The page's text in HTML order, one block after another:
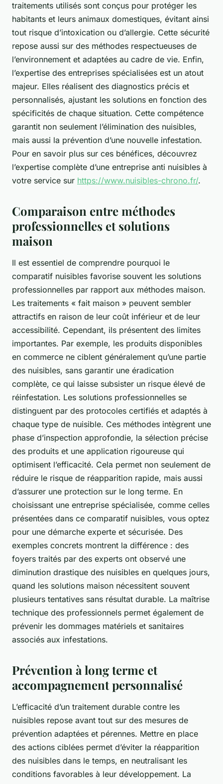
traitements utilisés sont conçus pour protéger les
habitants et leurs animaux domestiques, évitant ainsi
tout risque d’intoxication ou d’allergie. Cette sécurité
repose aussi sur des méthodes respectueuses de
l’environnement et adaptées au cadre de vie. Enfin,
l’expertise des entreprises spécialisées est un atout
majeur. Elles réalisent des diagnostics précis et
personnalisés, ajustant les solutions en fonction des
spécificités de chaque situation. Cette compétence
garantit non seulement l’élimination des nuisibles,
mais aussi la prévention d’une nouvelle infestation.
Pour en savoir plus sur ces bénéfices, découvrez
l’expertise complète d’une entreprise anti nuisibles à
votre service sur https://www.nuisibles-chrono.fr/.
Comparaison entre méthodes
professionnelles et solutions
maison
Il est essentiel de comprendre pourquoi le
comparatif nuisibles favorise souvent les solutions
professionnelles par rapport aux méthodes maison.
Les traitements « fait maison » peuvent sembler
attractifs en raison de leur coût inférieur et de leur
accessibilité. Cependant, ils présentent des limites
importantes. Par exemple, les produits disponibles
en commerce ne ciblent généralement qu’une partie
des nuisibles, sans garantir une éradication
complète, ce qui laisse subsister un risque élevé de
réinfestation. Les solutions professionnelles se
distinguent par des protocoles certifiés et adaptés à
chaque type de nuisible. Ces méthodes intègrent une
phase d’inspection approfondie, la sélection précise
des produits et une application rigoureuse qui
optimisent l’efficacité. Cela permet non seulement de
réduire le risque de réapparition rapide, mais aussi
d’assurer une protection sur le long terme. En
choisissant une entreprise spécialisée, comme celles
présentées dans ce comparatif nuisibles, vous optez
pour une démarche experte et sécurisée. Des
exemples concrets montrent la différence : des
foyers traités par des experts ont observé une
diminution drastique des nuisibles en quelques jours,
quand les solutions maison nécessitent souvent
plusieurs tentatives sans résultat durable. La maîtrise
technique des professionnels permet également de
prévenir les dommages matériels et sanitaires
associés aux infestations.
Prévention à long terme et
accompagnement personnalisé
L’efficacité d’un traitement durable contre les
nuisibles repose avant tout sur des mesures de
prévention adaptées et pérennes. Mettre en place
des actions ciblées permet d’éviter la réapparition
des nuisibles dans le temps, en neutralisant les
conditions favorables à leur développement. La